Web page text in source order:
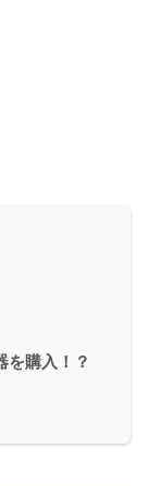
を購入！？